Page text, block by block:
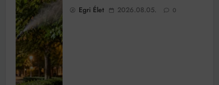
Egri Élet 2026.08.05. 0